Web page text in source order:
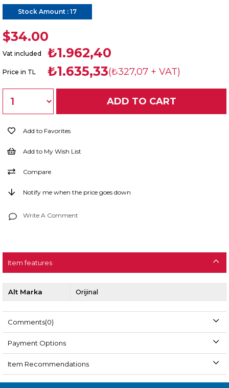
Stock Amount : 17
$34.00
Vat included ₺1.962,40
Price in TL ₺1.635,33(₺327,07 + VAT)
Add to Favorites
Add to My Wish List
Compare
Notify me when the price goes down
Write A Comment
Item features
Alt Marka Orijinal
Comments(0)
Payment Options
Item Recommendations